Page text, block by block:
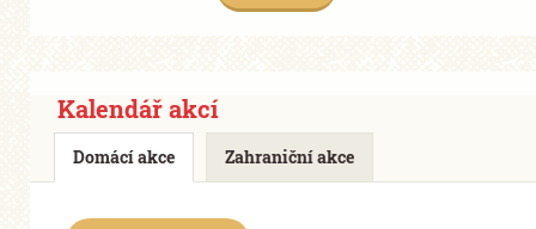
Kalendář akcí
Domácí akce Zahraniční akce